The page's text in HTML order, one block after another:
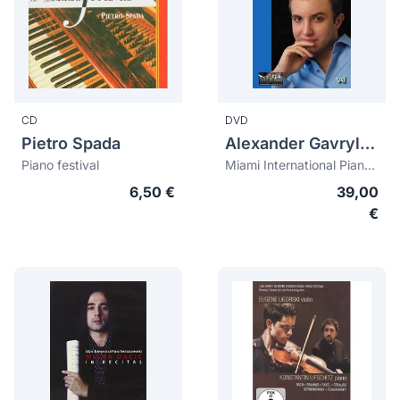
CD
Pietro Spada
Piano festival
6,50 €
DVD
Alexander Gavrylyuk
Miami International Piano Festival presents Alexander Gavrylyuk live in Recital
39,00
€